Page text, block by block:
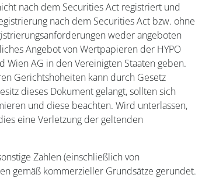
nach dem Securities Act registriert und
nach dem Securities Act bzw. ohne
weder angeboten
Angebot von Wertpapieren der HYPO
AG in den Vereinigten Staaten geben.
Gerichtshoheiten kann durch Gesetz
dieses Dokument gelangt, sollten sich
und diese beachten. Wird unterlassen,
eine Verletzung der geltenden
Zahlen (einschließlich von
gemäß kommerzieller Grundsätze gerundet.